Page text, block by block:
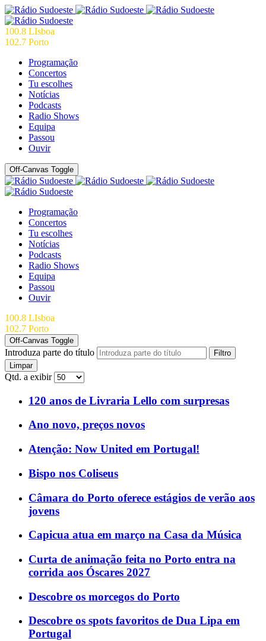
100.8 LIsboa
102.7 Porto
Programação
Concertos
Tu escolhes
Notícias
Podcasts
Radio Shows
Equipa
Passou
Ouvir
Off-Canvas Toggle
Programação
Concertos
Tu escolhes
Notícias
Podcasts
Radio Shows
Equipa
Passou
Ouvir
100.8 LIsboa
102.7 Porto
Off-Canvas Toggle
Introduza parte do título
Filtro
Limpar
Qtd. a exibir
120 anos de Livraria Lello com surpresas
Ano novo, preços novos
Atenção: Now United em Portugal!
Bispo nos Coliseus
Câmara do Porto oferece estágios de verão aos
jovens
Capicua atua em março na Casa da Música
Curta de animação feita no Porto entra na
corrida aos Óscares 2027
Descobre os morcegos do Porto
Descobre os spots favoritos de Dua Lipa em
Portugal